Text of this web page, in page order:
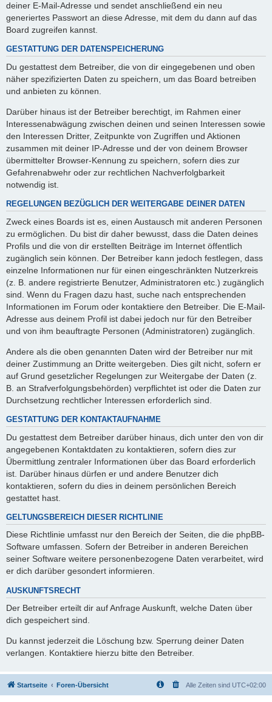
deiner E-Mail-Adresse und sendet anschließend ein neu
generiertes Passwort an diese Adresse, mit dem du dann auf das
Board zugreifen kannst.
GESTATTUNG DER DATENSPEICHERUNG
Du gestattest dem Betreiber, die von dir eingegebenen und oben
näher spezifizierten Daten zu speichern, um das Board betreiben
und anbieten zu können.
Darüber hinaus ist der Betreiber berechtigt, im Rahmen einer
Interessenabwägung zwischen deinen und seinen Interessen sowie
den Interessen Dritter, Zeitpunkte von Zugriffen und Aktionen
zusammen mit deiner IP-Adresse und der von deinem Browser
übermittelter Browser-Kennung zu speichern, sofern dies zur
Gefahrenabwehr oder zur rechtlichen Nachverfolgbarkeit
notwendig ist.
REGELUNGEN BEZÜGLICH DER WEITERGABE DEINER DATEN
Zweck eines Boards ist es, einen Austausch mit anderen Personen
zu ermöglichen. Du bist dir daher bewusst, dass die Daten deines
Profils und die von dir erstellten Beiträge im Internet öffentlich
zugänglich sein können. Der Betreiber kann jedoch festlegen, dass
einzelne Informationen nur für einen eingeschränkten Nutzerkreis
(z. B. andere registrierte Benutzer, Administratoren etc.) zugänglich
sind. Wenn du Fragen dazu hast, suche nach entsprechenden
Informationen im Forum oder kontaktiere den Betreiber. Die E-Mail-
Adresse aus deinem Profil ist dabei jedoch nur für den Betreiber
und von ihm beauftragte Personen (Administratoren) zugänglich.
Andere als die oben genannten Daten wird der Betreiber nur mit
deiner Zustimmung an Dritte weitergeben. Dies gilt nicht, sofern er
auf Grund gesetzlicher Regelungen zur Weitergabe der Daten (z.
B. an Strafverfolgungsbehörden) verpflichtet ist oder die Daten zur
Durchsetzung rechtlicher Interessen erforderlich sind.
GESTATTUNG DER KONTAKTAUFNAHME
Du gestattest dem Betreiber darüber hinaus, dich unter den von dir
angegebenen Kontaktdaten zu kontaktieren, sofern dies zur
Übermittlung zentraler Informationen über das Board erforderlich
ist. Darüber hinaus dürfen er und andere Benutzer dich
kontaktieren, sofern du dies in deinem persönlichen Bereich
gestattet hast.
GELTUNGSBEREICH DIESER RICHTLINIE
Diese Richtlinie umfasst nur den Bereich der Seiten, die die phpBB-
Software umfassen. Sofern der Betreiber in anderen Bereichen
seiner Software weitere personenbezogene Daten verarbeitet, wird
er dich darüber gesondert informieren.
AUSKUNFTSRECHT
Der Betreiber erteilt dir auf Anfrage Auskunft, welche Daten über
dich gespeichert sind.
Du kannst jederzeit die Löschung bzw. Sperrung deiner Daten
verlangen. Kontaktiere hierzu bitte den Betreiber.
Startseite Foren-Übersicht Alle Zeiten sind UTC+02:00